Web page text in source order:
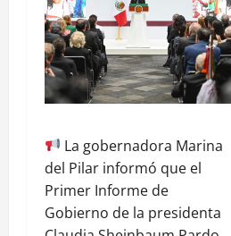
La gobernadora Marina
del Pilar informó que el
Primer Informe de
Gobierno de la presidenta